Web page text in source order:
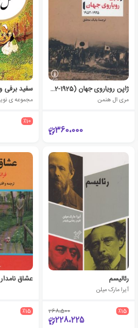
ژاپن رویاروی جهان (1925-1952)
مری ال هنمن
360،000
سفید
مجموعه ی
٪10
رئالیسم
آیرا مارک میلن
٪15 268،500
228،225
٪15